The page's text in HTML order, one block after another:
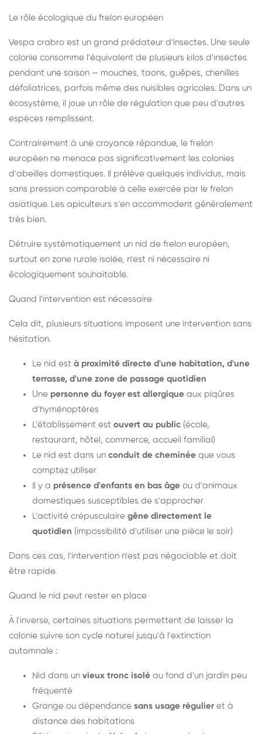
Le rôle écologique du frelon européen
Vespa crabro est un grand prédateur d'insectes. Une seule
colonie consomme l'équivalent de plusieurs kilos d'insectes
pendant une saison — mouches, taons, guêpes, chenilles
défoliatrices, parfois même des nuisibles agricoles. Dans un
écosystème, il joue un rôle de régulation que peu d'autres
espèces remplissent.
Contrairement à une croyance répandue, le frelon
européen ne menace pas significativement les colonies
d'abeilles domestiques. Il prélève quelques individus, mais
sans pression comparable à celle exercée par le frelon
asiatique. Les apiculteurs s'en accommodent généralement
très bien.
Détruire systématiquement un nid de frelon européen,
surtout en zone rurale isolée, n'est ni nécessaire ni
écologiquement souhaitable.
Quand l'intervention est nécessaire
Cela dit, plusieurs situations imposent une intervention sans
hésitation.
Le nid est à proximité directe d'une habitation, d'une
terrasse, d'une zone de passage quotidien
Une personne du foyer est allergique aux piqûres
d'hyménoptères
L'établissement est ouvert au public (école,
restaurant, hôtel, commerce, accueil familial)
Le nid est dans un conduit de cheminée que vous
comptez utiliser
Il y a présence d'enfants en bas âge ou d'animaux
domestiques susceptibles de s'approcher
L'activité crépusculaire gêne directement le
quotidien (impossibilité d'utiliser une pièce le soir)
Dans ces cas, l'intervention n'est pas négociable et doit
être rapide.
Quand le nid peut rester en place
À l'inverse, certaines situations permettent de laisser la
colonie suivre son cycle naturel jusqu'à l'extinction
automnale :
Nid dans un vieux tronc isolé au fond d'un jardin peu
fréquenté
Grange ou dépendance sans usage régulier et à
distance des habitations